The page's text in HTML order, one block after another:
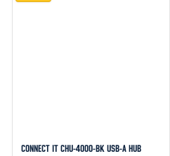
CONNECT IT CHU-4000-BK USB-A HUB